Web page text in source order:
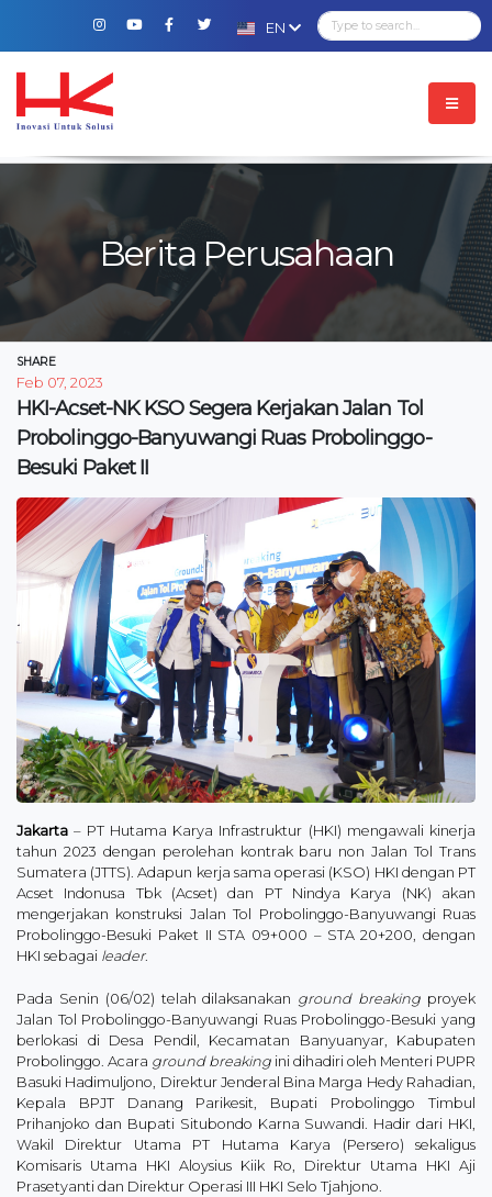
EN
Berita Perusahaan
SHARE
Feb 07, 2023
HKI-Acset-NK KSO Segera Kerjakan Jalan Tol
Probolinggo-Banyuwangi Ruas Probolinggo-
Besuki Paket II
Jakarta – PT Hutama Karya Infrastruktur (HKI) mengawali kinerja
tahun 2023 dengan perolehan kontrak baru non Jalan Tol Trans
Sumatera (JTTS). Adapun kerja sama operasi (KSO) HKI dengan PT
Acset Indonusa Tbk (Acset) dan PT Nindya Karya (NK) akan
mengerjakan konstruksi Jalan Tol Probolinggo-Banyuwangi Ruas
Probolinggo-Besuki Paket II STA 09+000 – STA 20+200, dengan
HKI sebagai leader.
Pada Senin (06/02) telah dilaksanakan ground breaking proyek
Jalan Tol Probolinggo-Banyuwangi Ruas Probolinggo-Besuki yang
berlokasi di Desa Pendil, Kecamatan Banyuanyar, Kabupaten
Probolinggo. Acara ground breaking ini dihadiri oleh Menteri PUPR
Basuki Hadimuljono, Direktur Jenderal Bina Marga Hedy Rahadian,
Kepala BPJT Danang Parikesit, Bupati Probolinggo Timbul
Prihanjoko dan Bupati Situbondo Karna Suwandi. Hadir dari HKI,
Wakil Direktur Utama PT Hutama Karya (Persero) sekaligus
Komisaris Utama HKI Aloysius Kiik Ro, Direktur Utama HKI Aji
Prasetyanti dan Direktur Operasi III HKI Selo Tjahjono.